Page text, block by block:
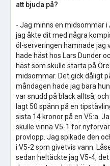
att bjuda på?
- Jag minns en midsommar i
jag åkte dit med några
öl-serveringen hamnade jag
hade häst hos Lars Dunder
häst som skulle starta på
midsommar. Det gick dåligt
måndagen hade jag bara
var snudd på black alltså,
lagt 50 spänn på en
sista 14 kronor på en V5:a.
skulle vinna V5-1 för
provlopp. Jag spikade den
i V5-2 som givetvis vann.
sedan heltäckte jag V5-4,